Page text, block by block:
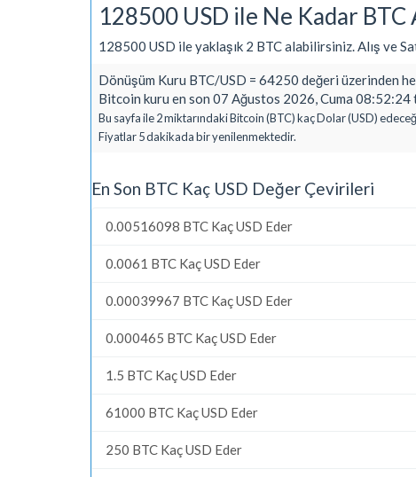
128500 USD ile Ne Kadar
128500 USD ile yaklaşık 2 BTC alabilirsiniz. Alış ve
Dönüşüm Kuru BTC/USD = 64250 değeri üzerinden
Bitcoin kuru en son 07 Ağustos 2026, Cuma
Bu sayfa ile 2 miktarındaki Bitcoin (BTC) kaç Dolar (USD)
Fiyatlar 5 dakikada bir yenilenmektedir.
En Son BTC Kaç USD Değer Çevirileri
0.00516098 BTC Kaç USD Eder
0.0061 BTC Kaç USD Eder
0.00039967 BTC Kaç USD Eder
0.000465 BTC Kaç USD Eder
1.5 BTC Kaç USD Eder
61000 BTC Kaç USD Eder
250 BTC Kaç USD Eder